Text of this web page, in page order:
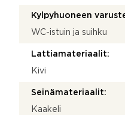
Kylpyhuoneen
WC-istuin ja suihku
Lattiamateriaalit:
Kivi
Seinämateriaalit:
Kaakeli